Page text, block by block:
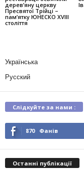
дерев’яну церкву
Пресвятої Трійці –
пам’ятку ЮНЕСКО XVIII
століття
Українська
Русский
Слідкуйте за нами :
870 Фанів
Останні публікації